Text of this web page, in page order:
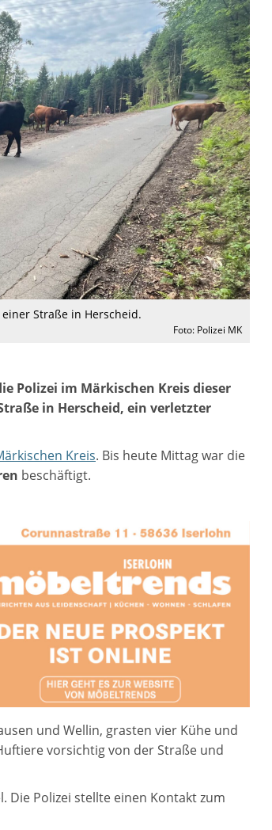
Straße in Herscheid.
Foto: Polizei MK
Polizei im Märkischen Kreis dieser
in Herscheid, ein verletzter
Kreis. Bis heute Mittag war die
beschäftigt.
und Wellin, grasten vier Kühe und
vorsichtig von der Straße und
Die Polizei stellte einen Kontakt zum